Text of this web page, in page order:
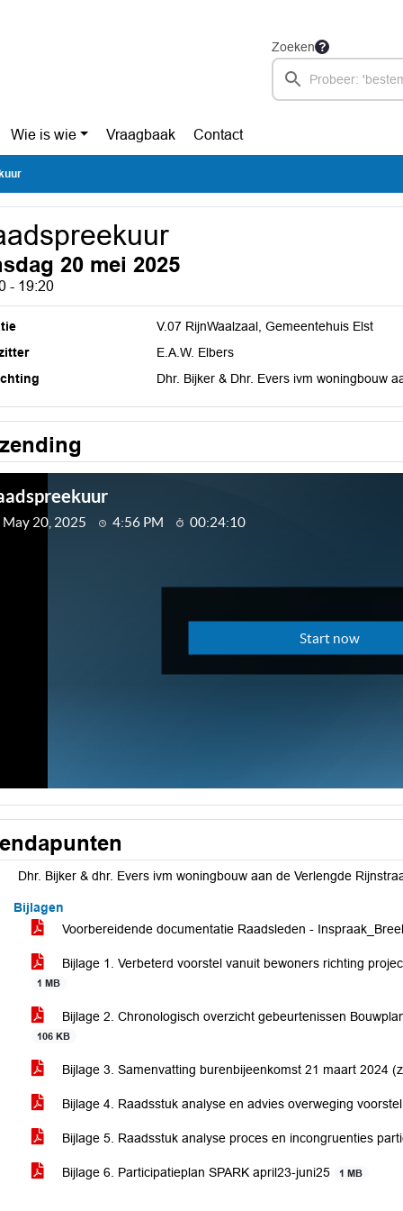
Zoeken
Wie is wie Vraagbaak Contact
20 mei 2025
- 19:20
V.07 RijnWaalzaal, Gemeentehuis Elst
E.A.W. Elbers
Dhr. Bijker & Dhr. Evers ivm woningbouw
Dhr. Bijker & dhr. Evers ivm woningbouw aan de Verlengde
Bijlagen
Voorbereidende documentatie Raadsleden -
Bijlage 1. Verbeterd voorstel vanuit bewoners richting
1 MB
Bijlage 2. Chronologisch overzicht gebeurtenissen
106 KB
Bijlage 3. Samenvatting burenbijeenkomst 21 maart 2024
Bijlage 4. Raadsstuk analyse en advies overweging
Bijlage 5. Raadsstuk analyse proces en incongruenties
Bijlage 6. Participatieplan SPARK april23-juni25 1 MB